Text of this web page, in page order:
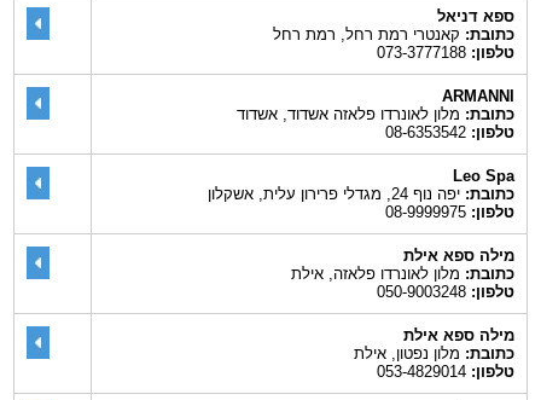
ספא דניאל
כתובת:קאנטרי רמת רחל, רמת רחל
טלפון:073-3777188
ARMANNI
כתובת:מלון לאונרדו פלאזה אשדוד, אשדוד
טלפון:08-6353542
Leo Spa
כתובת:יפה נוף 24, מגדלי פרירון עלית, אשקלון
טלפון:08-9999975
מילה ספא אילת
כתובת:מלון לאונרדו פלאזה, אילת
טלפון:050-9003248
מילה ספא אילת
כתובת:מלון נפטון, אילת
טלפון:053-4829014